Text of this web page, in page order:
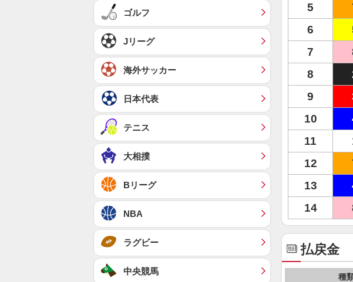
5
6
7
8
9
10
11
12
13
14
払戻金
種
ゴルフ
Jリーグ
海外サッカー
日本代表
テニス
大相撲
Bリーグ
NBA
ラグビー
中央競馬